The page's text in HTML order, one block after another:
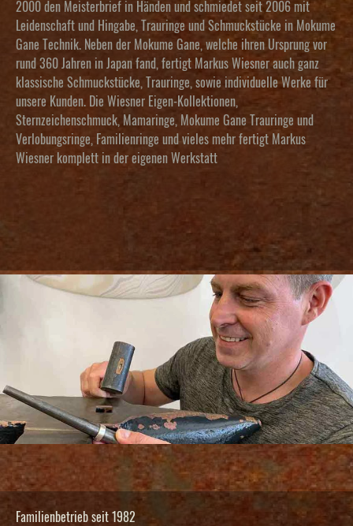
2000 den Meisterbrief in Händen und schmiedet seit 2006 mit
Leidenschaft und Hingabe, Trauringe und Schmuckstücke in Mokume
Gane Technik. Neben der Mokume Gane, welche ihren Ursprung vor
rund 360 Jahren in Japan fand, fertigt Markus Wiesner auch ganz
klassische Schmuckstücke, Trauringe, sowie individuelle Werke für
unsere Kunden. Die Wiesner Eigen-Kollektionen,
Sternzeichenschmuck, Mamaringe, Mokume Gane Trauringe und
Verlobungsringe, Familienringe und vieles mehr fertigt Markus
Wiesner komplett in der eigenen Werkstatt
Familienbetrieb seit 1982